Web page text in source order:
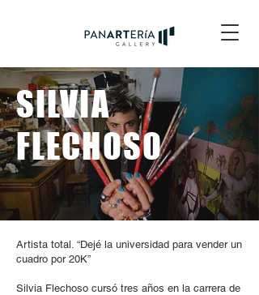
SILVIA
FLECHOSO
Artista total. “Dejé la universidad para vender un
cuadro por 20K”
Silvia Flechoso cursó tres años en la carrera de